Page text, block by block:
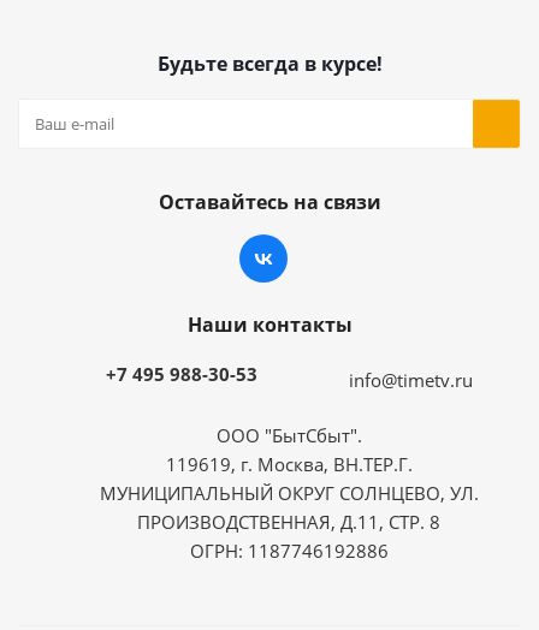
Будьте всегда в курсе!
Оставайтесь на связи
Наши контакты
+7 495 988-30-53 info@timetv.ru
ООО "БытСбыт".
119619, г. Москва, ВН.ТЕР.Г.
МУНИЦИПАЛЬНЫЙ ОКРУГ СОЛНЦЕВО, УЛ.
ПРОИЗВОДСТВЕННАЯ, Д.11, СТР. 8
ОГРН: 1187746192886